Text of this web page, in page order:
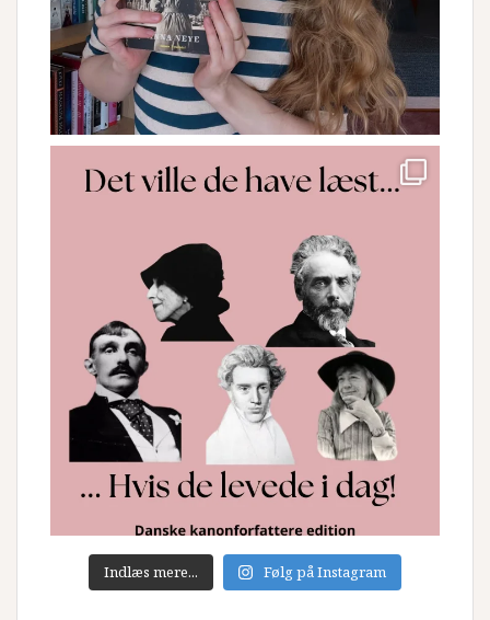
Indlæs mere... Følg på Instagram